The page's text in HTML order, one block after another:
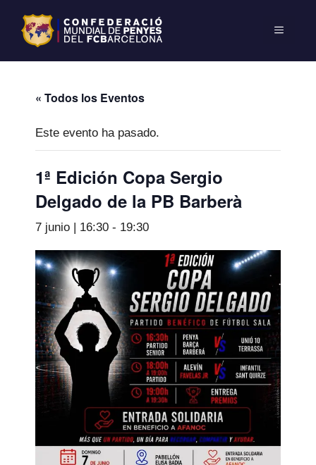
« Todos los Eventos
Este evento ha pasado.
1ª Edición Copa Sergio
Delgado de la PB Barberà
7 junio | 16:30 - 19:30